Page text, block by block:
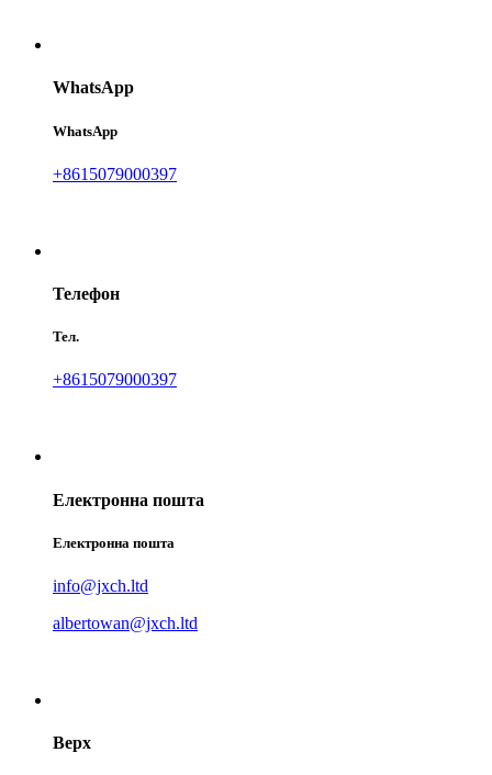
WhatsApp
WhatsApp
+8615079000397
Телефон
Тел.
+8615079000397
Електронна пошта
Електронна пошта
info@jxch.ltd
albertowan@jxch.ltd
Верх